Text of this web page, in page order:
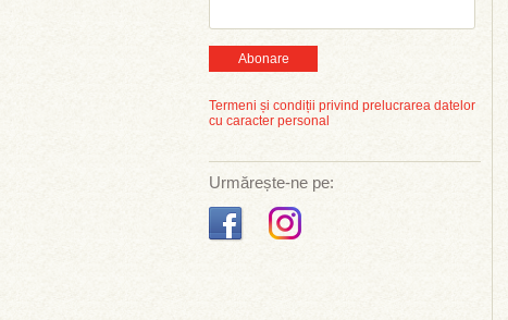
Abonare
Termeni și condiții privind prelucrarea datelor
cu caracter personal
Urmărește-ne pe: